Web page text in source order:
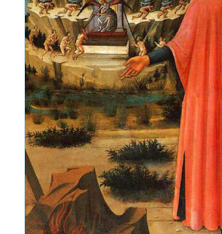
Amont Devers :
Essais & Chroniques